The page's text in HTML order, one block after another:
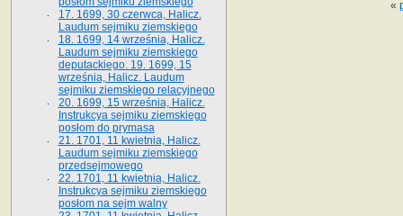
«
17. 1699, 30 czerwca, Halicz.
Laudum sejmiku ziemskiego
18. 1699, 14 września, Halicz.
Laudum sejmiku ziemskiego
deputackiego. 19. 1699, 15
września, Halicz. Laudum
sejmiku ziemskiego relacyjnego
20. 1699, 15 września, Halicz.
Instrukcya sejmiku ziemskiego
posłom do prymasa
21. 1701, 11 kwietnia, Halicz.
Laudum sejmiku ziemskiego
przedsejmowego
22. 1701, 11 kwietnia, Halicz.
Instrukcya sejmiku ziemskiego
posłom na sejm walny